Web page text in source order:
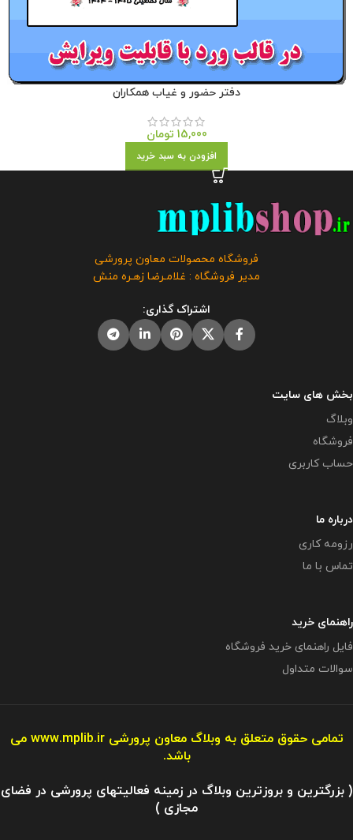
دفتر حضور و غیاب همکاران
15,000 تومان
افزودن به سبد خرید
فروشگاه محصولات معاون پرورشی
مدیر فروشگاه : غلامـرضا زهـره منش
اشتراک گذاری:
بخش های سایت
وبلاگ
فروشگاه
حساب کاربری
درباره ما
رزومه کاری
تماس با ما
راهنمای خرید
فایل راهنمای خرید فروشگاه
سوالات متداول
تمامی حقوق متعلق به وبلاگ معاون پرورشیwww.mplib.ir می
باشد.
( بزرگترین و بروزترین وبلاگ در زمینه فعالیتهای پرورشی در فضای
مجازی )